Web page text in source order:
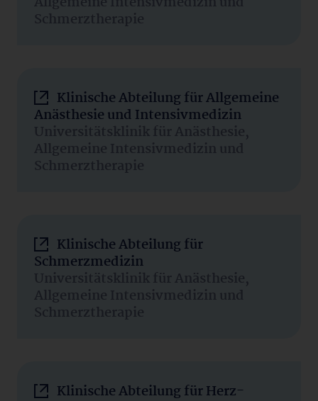
Schmerztherapie
Klinische Abteilung für Allgemeine
Anästhesie und Intensivmedizin
Universitätsklinik für Anästhesie,
Allgemeine Intensivmedizin und
Schmerztherapie
Klinische Abteilung für
Schmerzmedizin
Universitätsklinik für Anästhesie,
Allgemeine Intensivmedizin und
Schmerztherapie
Klinische Abteilung für Herz-